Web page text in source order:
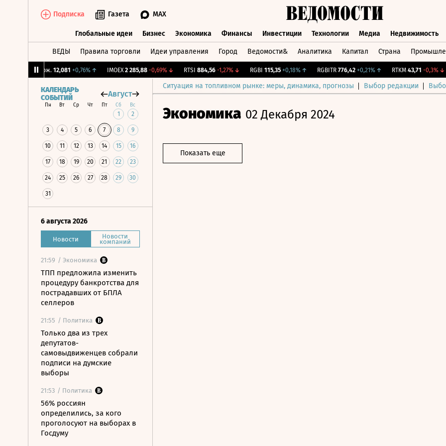
Подписка Газета MAX
Глобальные идеи Бизнес Экономика Финансы Инвестиции Технологии Медиа Недвижимость
ВЕДЫ Правила торговли Идеи управления Город Ведомости& Аналитика Капитал Страна
12,081 +0,76%↑ IMOEX 2 285,88 -0,69%↓ RTSI 884,56 -1,27%↓ RGBI 115,35 +0,18% ↑ RGBITR 776,42 +0,21%↑ RTKM 43,71 -0,3%↓
Ситуация на топливном рынке: меры, динамика, прогнозы Выбор редакции
КАЛЕНДАРЬ
СОБЫТИЙ
Август
Пн Вт Ср Чт Пт Сб Вс
1 2
3 4 5 6 7 8 9
10 11 12 13 14 15 16
17 18 19 20 21 22 23
24 25 26 27 28 29 30
31
6 августа 2026
Новости Новости
компаний
21:59 / Экономика
ТПП предложила изменить
процедуру банкротства для
пострадавших от БПЛА
селлеров
21:55 / Политика
Только два из трех
депутатов-
самовыдвиженцев собрали
подписи на думские
выборы
21:53 / Политика
56% россиян
определились, за кого
проголосуют на выборах в
Госдуму
Экономика 02 Декабря 2024
Показать еще